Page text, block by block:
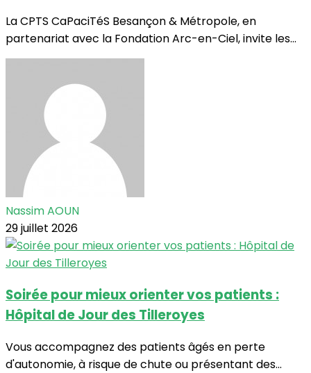
La CPTS CaPaciTéS Besançon & Métropole, en
partenariat avec la Fondation Arc-en-Ciel, invite les...
Nassim AOUN
29 juillet 2026
Soirée pour mieux orienter vos patients :
Hôpital de Jour des Tilleroyes
Vous accompagnez des patients âgés en perte
d'autonomie, à risque de chute ou présentant des...